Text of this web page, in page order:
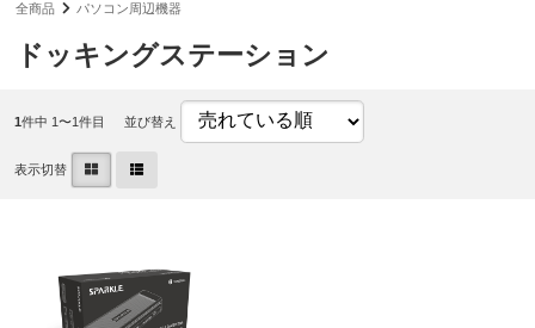
全商品 パソコン周辺機器
ドッキングステーション
1件中 1〜1件目 並び替え
表示切替